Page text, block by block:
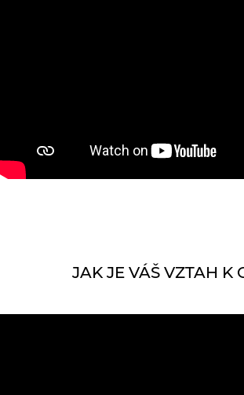
JAK JE VÁŠ VZTAH K